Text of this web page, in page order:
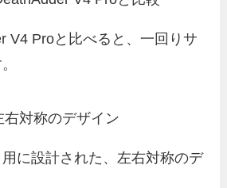
V4 Proと比べると、一回りサ
に設計された、左右対称のデ